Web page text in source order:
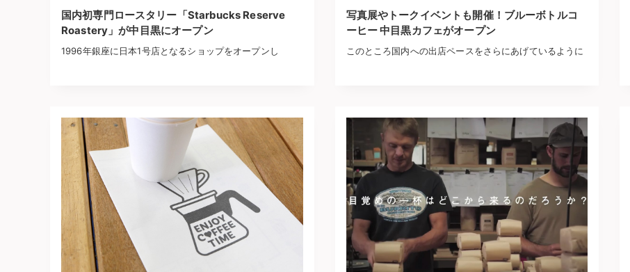
国内初専門ロースタリー「Starbucks Reserve
Roastery」が中目黒にオープン
1996年銀座に日本1号店となるショップをオープンし
写真展やトークイベントも開催！ブルーボトルコ
ーヒー 中目黒カフェがオープン
このところ国内への出店ペースをさらにあげているように